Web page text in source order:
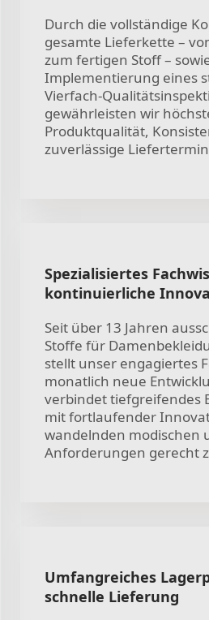
Durch die vollständige
gesamte Lieferkette –
zum fertigen Stoff –
Implementierung eines
Vierfach-
gewährleisten wir
Produktqualität,
zuverlässige
Spezialisiertes
kontinuierliche
Seit über 13 Jahren
Stoffe für
stellt unser engagiertes
monatlich neue
verbindet tiefgreifendes
mit fortlaufender
wandelnden modischen
Anforderungen gerecht
Umfangreiches
schnelle Lieferung